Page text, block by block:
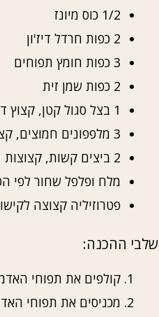
1/2 כוס מיונז
2 כפות חרדל דיז'ון
3 כפות חומץ תפוחים
2 כפות שמן זית
1 בצל סגול קטן, קצוץ דק
3 מלפפונים חמוצים, קצוצים לקוביות קטנות
2 ביצים קשות, קצוצות
מלח ופלפל שחור לפי
פטרוזיליה קצוצה
שלבי ההכנה:
קולפים את תפוחי